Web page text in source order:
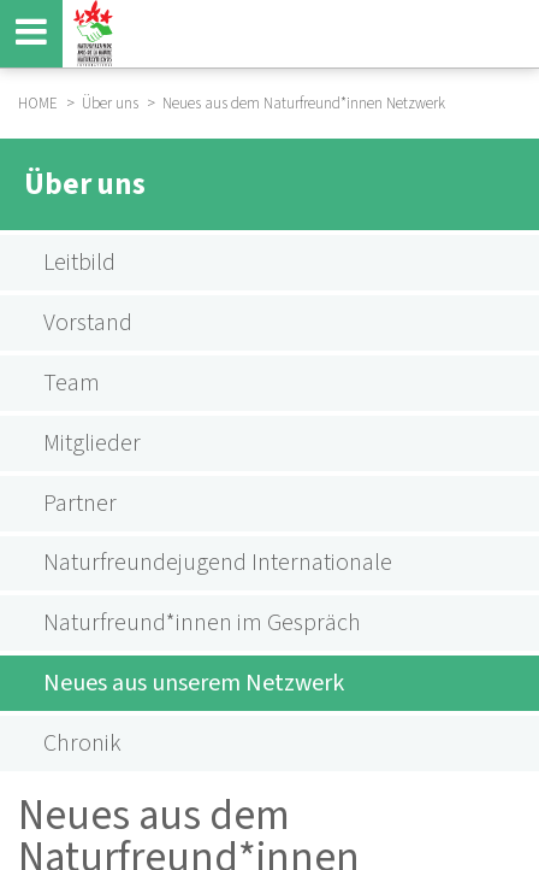
Direkt
zum
Inhalt
BREADCRUMB
HOME Über uns Neues aus dem Naturfreund*innen Netzwerk
HAUPTNAVIGATION
Über uns
Leitbild
Vorstand
Team
Mitglieder
Partner
Naturfreundejugend Internationale
Naturfreund*innen im Gespräch
Neues aus unserem Netzwerk
Chronik
Neues aus dem